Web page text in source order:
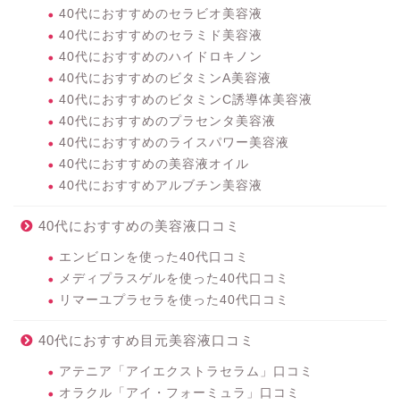
40代におすすめのセラビオ美容液
40代におすすめのセラミド美容液
40代におすすめのハイドロキノン
40代におすすめのビタミンA美容液
40代におすすめのビタミンC誘導体美容液
40代におすすめのプラセンタ美容液
40代におすすめのライスパワー美容液
40代におすすめの美容液オイル
40代におすすめアルブチン美容液
40代におすすめの美容液口コミ
エンビロンを使った40代口コミ
メディプラスゲルを使った40代口コミ
リマーユプラセラを使った40代口コミ
40代におすすめ目元美容液口コミ
アテニア「アイエクストラセラム」口コミ
オラクル「アイ・フォーミュラ」口コミ